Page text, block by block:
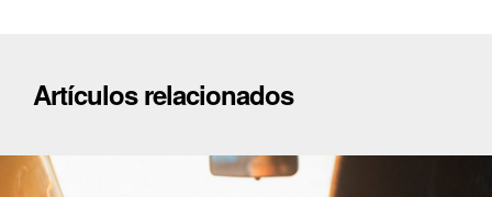
Artículos relacionados